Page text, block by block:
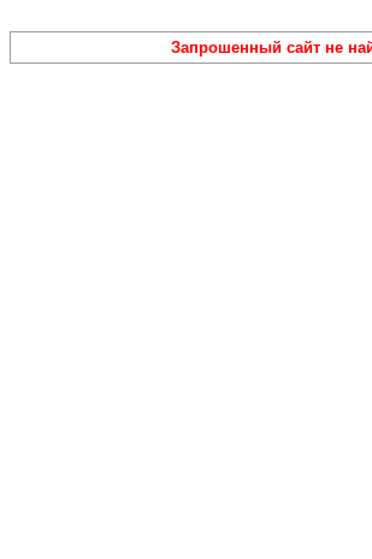
Запрошенный сайт не